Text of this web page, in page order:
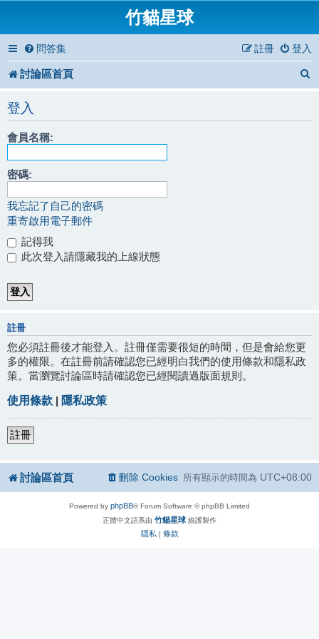
竹貓星球
問答集 登入
註冊
討論區首頁
登入
會員名稱:
密碼:
我忘記了自己的密碼
重寄啟用電子郵件
記得我
此次登入請隱藏我的上線狀態
註冊
您必須註冊後才能登入。註冊僅需要很短的時間，但是會給您更
多的權限。在註冊前請確認您已經明白我們的使用條款和隱私政
策。當瀏覽討論區時請確認您已經閱讀過版面規則。
使用條款 | 隱私政策
註冊
討論區首頁 所有顯示的時間為 UTC+08:00
刪除 Cookies
Powered by phpBB® Forum Software © phpBB Limited
正體中文語系由 竹貓星球 維護製作
隱私 | 條款